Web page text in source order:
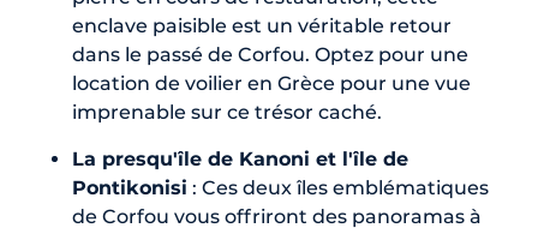
enclave paisible est un véritable retour
dans le passé de Corfou. Optez pour une
location de voilier en Grèce pour une vue
imprenable sur ce trésor caché.
La presqu'île de Kanoni et l'île de
Pontikonisi : Ces deux îles emblématiques
de Corfou vous offriront des panoramas à